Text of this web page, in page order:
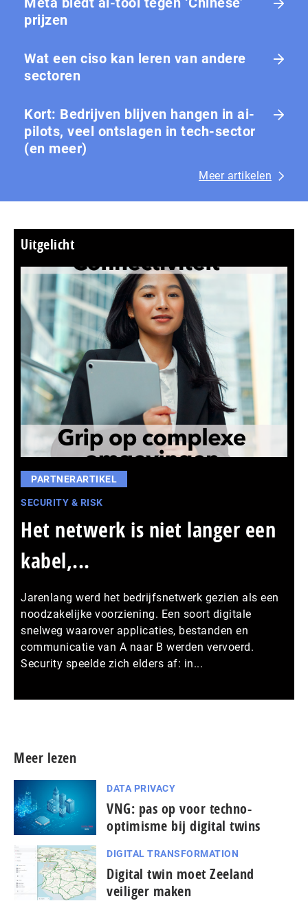
prijzen
Wat een ciso kan leren van andere
sectoren
Kort: Bedrijven blijven hangen in ai-
pilots, veel ontslagen in tech-sector
(en meer)
Meer artikelen
Uitgelicht
PARTNERARTIKEL
SECURITY & RISK
Het netwerk is niet langer een
kabel,...
Jarenlang werd het bedrijfsnetwerk gezien als een
noodzakelijke voorziening. Een soort digitale
snelweg waarover applicaties, bestanden en
communicatie van A naar B werden vervoerd.
Security speelde zich elders af: in...
Meer lezen
DATA PRIVACY
VNG: pas op voor techno-
optimisme bij digital twins
DIGITAL TRANSFORMATION
Digital twin moet Zeeland
veiliger maken